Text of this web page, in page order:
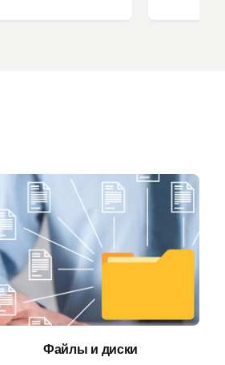
Файлы и диски